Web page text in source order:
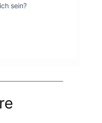
sein?